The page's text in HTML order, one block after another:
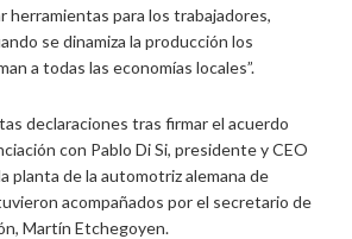
herramientas para los trabajadores,
se dinamiza la producción los
a todas las economías locales”.
declaraciones tras firmar el acuerdo
con Pablo Di Si, presidente y CEO
planta de la automotriz alemana de
acompañados por el secretario de
Martín Etchegoyen.